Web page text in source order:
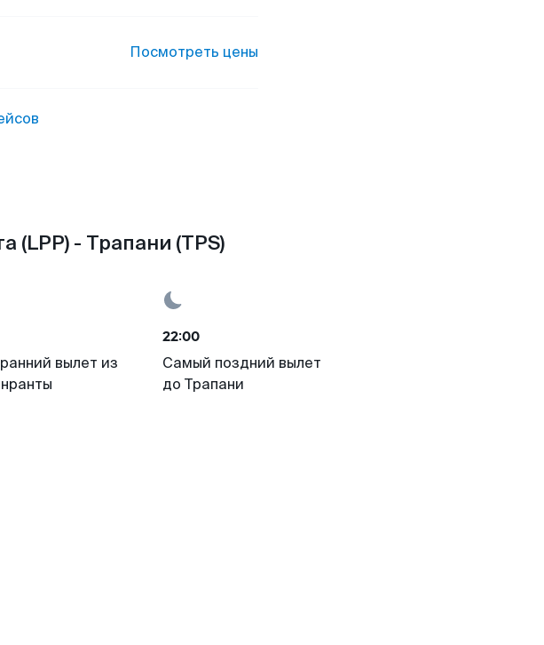
Посмотреть цены
(LPP) - Трапани (TPS)
вылет из
22:00
Самый поздний вылет
до Трапани